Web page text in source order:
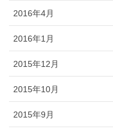
2016年4月
2016年1月
2015年12月
2015年10月
2015年9月